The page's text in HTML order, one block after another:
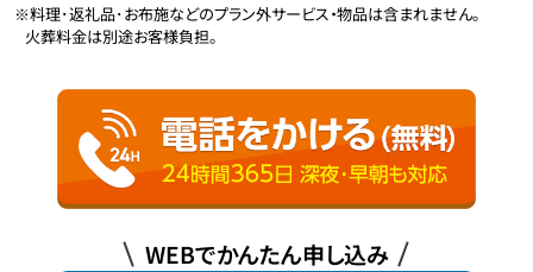
※料理･返礼品･お布施などのプラン外サービス・物品は含まれません。
火葬料金は別途お客様負担。
WEBでかんたん申し込み